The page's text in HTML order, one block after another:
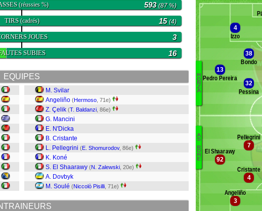
(réussies %) 593(87 %)
TIRS(cadrés) 15(4)
JOUES 3
SUBIES 16
EQUIPES
M. Svilar
Angeliño (Hermoso , 71e)
Z. Çelik (T. Baldanzi , 86e)
G. Mancini
E. N'Dicka
B. Cristante
L. Pellegrini (E. Shomurodov, 86e)
K. Koné
S. El Shaarawy (N. Zalewski , 20e)
A. Dovbyk
M. Soulé (Niccolò Pisilli , 71e)
Banc des
Valoti
Maric
Forson
Mazza
Maussi Martins
Caprari
D'Ambrosio
Dany Mota
M
O
N
Z
A
Banc des
Ryan
Bellucci
Paredes
Abdulhamid
Buba Sangaré
A
S
R
O
M
E
4
Izzo
38
Bondo
13
Pedro Pereira
32
Pessina
3
Angeliño
4
Cristante
92
El Shaarawy
7
Pellegrini